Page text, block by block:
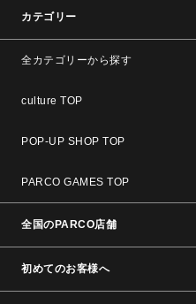
カテゴリー
全カテゴリーから探す
culture TOP
POP-UP SHOP TOP
PARCO GAMES TOP
全国のPARCO店舗
初めてのお客様へ